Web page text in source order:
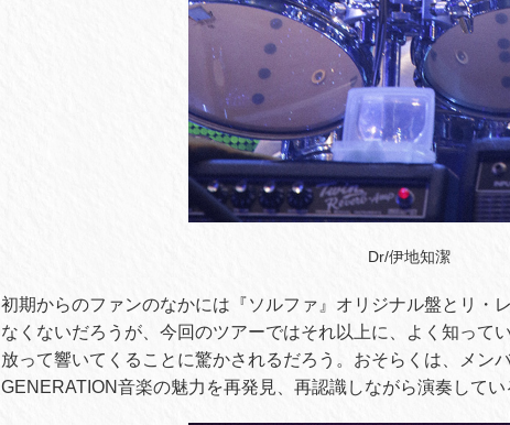
Dr/伊地知潔
初期からのファンのなかには『ソルファ』オリジナル盤とリ・
なくないだろうが、今回のツアーではそれ以上に、よく知って
放って響いてくることに驚かされるだろう。おそらくは、メン
GENERATION音楽の魅力を再発見、再認識しながら演奏してい